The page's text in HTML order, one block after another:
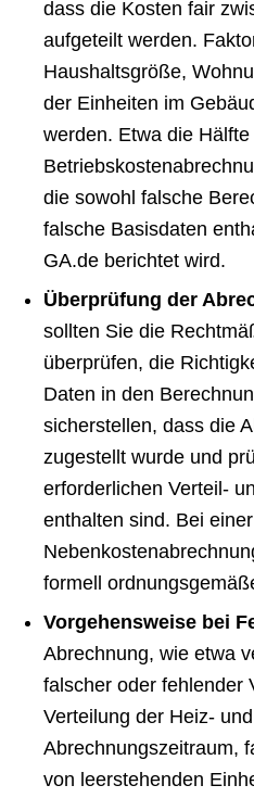
dass die Kosten fair
aufgeteilt werden.
Haushaltsgröße,
der Einheiten im
werden. Etwa die
die sowohl falsche
falsche Basisdaten
GA.de berichtet wird.
Überprüfung der
sollten Sie die
überprüfen, die
Daten in den
sicherstellen, dass die
zugestellt wurde und
erforderlichen Verteil-
enthalten sind. Bei
formell
Vorgehensweise bei
Abrechnung, wie etwa
falscher oder fehlender
Verteilung der Heiz-
Abrechnungszeitraum,
von leerstehenden